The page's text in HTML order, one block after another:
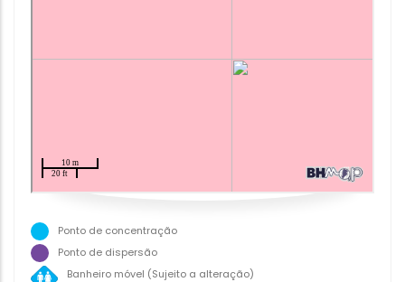
Ponto de concentração
Ponto de dispersão
Banheiro móvel (Sujeito a alteração)